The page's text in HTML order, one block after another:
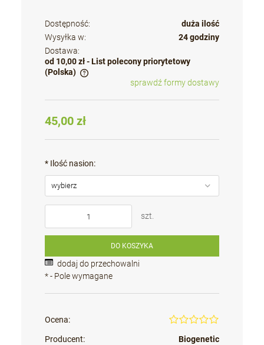
Dostępność:
duża ilość
Wysyłka w:
24 godziny
Dostawa:
od 10,00 zł - List polecony priorytetowy
(Polska)
Cena nie zawiera ewentualnych kosztów płatności
sprawdź formy dostawy
45,00 zł
* Ilość nasion:
szt.
DO KOSZYKA
dodaj do przechowalni
*- Pole wymagane
Ocena:
Producent:
Biogenetic